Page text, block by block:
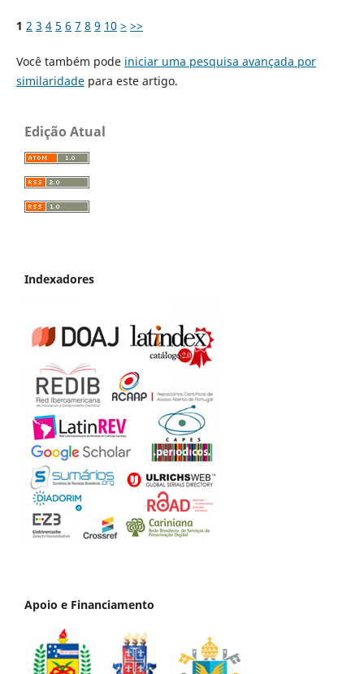
1 2 3 4 5 6 7 8 9 10 > >>
Você também pode iniciar uma pesquisa avançada por
similaridadepara este artigo.
Edição Atual
Indexadores
Apoio e Financiamento